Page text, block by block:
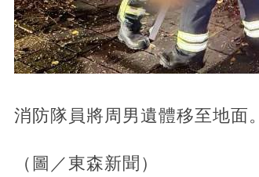
消防隊員將周男遺體移至地面。
（圖／東森新聞）